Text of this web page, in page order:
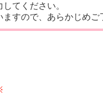
てください。
すので、あらかじめご